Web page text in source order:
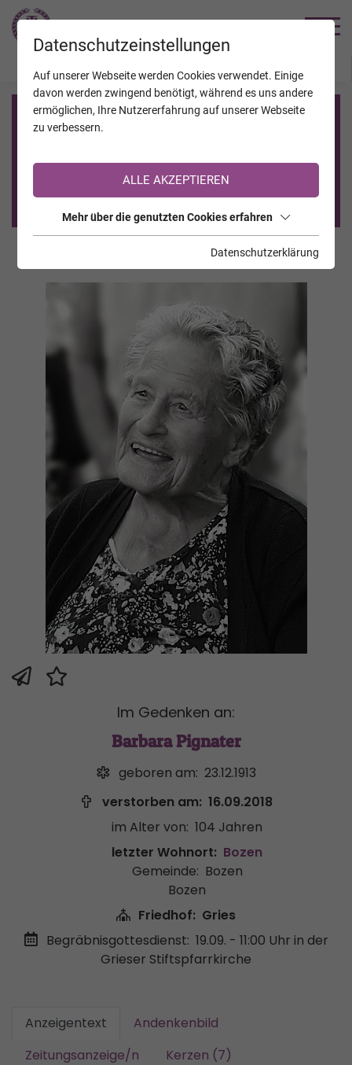
Registrierung auf TrauerHilfe.it
Sie sind noch nicht auf TrauerHilfe.it registriert?
>> zur kostenlosen Registrierung <<
Im Gedenken an:
Barbara Pignater
geboren am: 23.12.1913
verstorben am: 16.09.2018
im Alter von: 104 Jahren
letzter Wohnort: Bozen
Gemeinde: Bozen
Bozen
Friedhof: Gries
Begräbnisgottesdienst: 19.09. - 11:00 Uhr in der
Grieser Stiftspfarrkirche
Anzeigentext
Andenkenbild
Zeitungsanzeige/n
Kerzen (7)
Datenschutzeinstellungen
Auf unserer Webseite werden Cookies verwendet. Einige
davon werden zwingend benötigt, während es uns andere
ermöglichen, Ihre Nutzererfahrung auf unserer Webseite
zu verbessern.
ALLE AKZEPTIEREN
Mehr über die genutzten Cookies erfahren
Datenschutzerklärung
JAHRESTAGE KALENDER VERSTORBENE